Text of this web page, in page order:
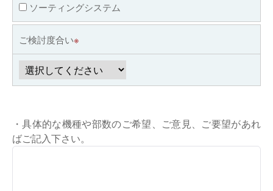
ソーティングシステム
ご検討度合い※
・具体的な機種や部数のご希望、ご意見、ご要望があれ
ばご記入下さい。